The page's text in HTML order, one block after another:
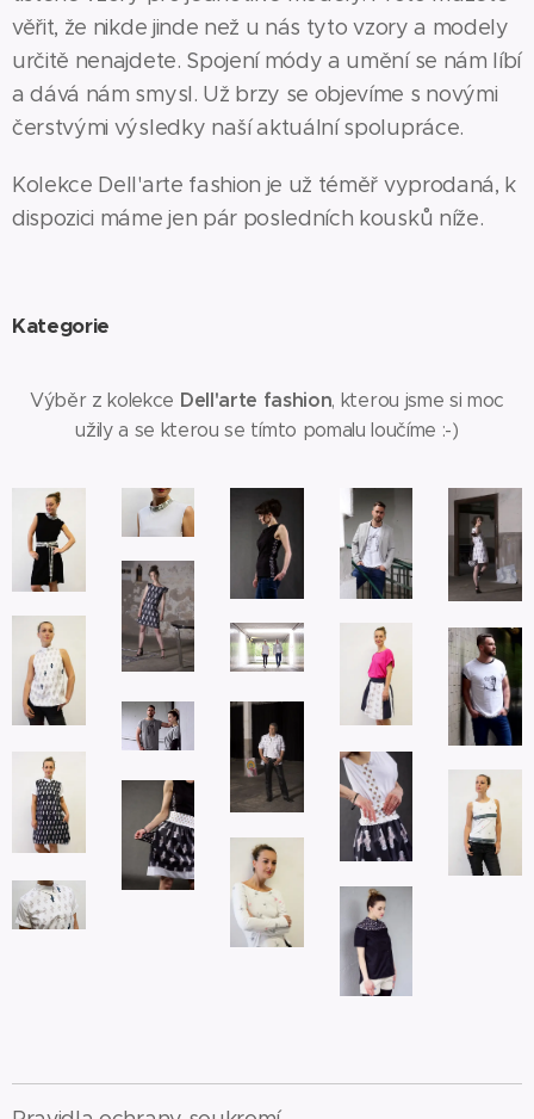
věřit, že nikde jinde než u nás tyto vzory a modely
určitě nenajdete. Spojení módy a umění se nám líbí
a dává nám smysl. Už brzy se objevíme s novými
čerstvými výsledky naší aktuální spolupráce.
Kolekce Dell'arte fashion je už téměř vyprodaná, k
dispozici máme jen pár posledních kousků níže.
Kategorie
Výběr z kolekce Dell'arte fashion, kterou jsme si moc
užily a se kterou se tímto pomalu loučíme :-)